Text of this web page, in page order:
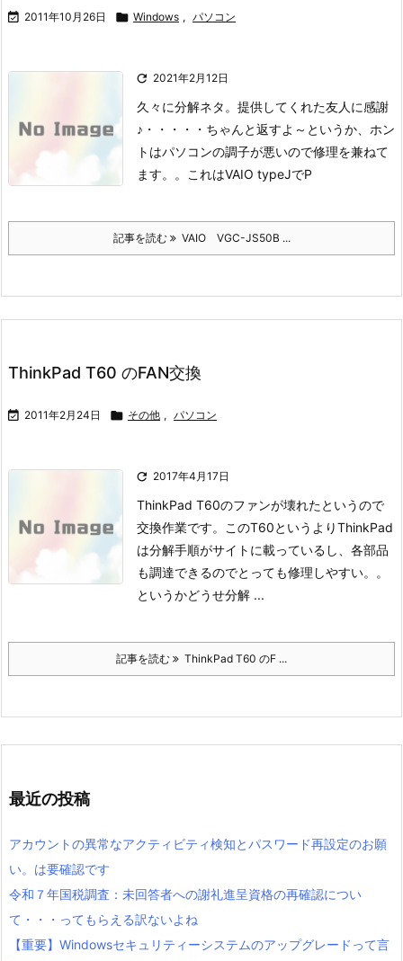
 2011年10月26日  Windows , パソコン
 2021年2月12日
久々に分解ネタ。 提供してくれた友人に感謝
♪ ・・・・・ちゃんと返すよ～ というか、ホン
トはパソコンの調子が悪いので修理を兼ねて
ます。。
これはVAIO typeJでP
記事を読む VAIO VGC-JS50B ...
ThinkPad T60 のFAN交換
 2011年2月24日  その他 , パソコン
 2017年4月17日
ThinkPad T60のファンが壊れたというので
交換作業です。
このT60というよりThinkPad
は分解手順がサイトに載っているし、各部品
も調達できるのでとっても修理しやすい。。
というかどうせ分解 ...
記事を読む ThinkPad T60 のF ...
最近の投稿
アカウントの異常なアクティビティ検知とパスワード再設定のお願
い。は要確認です
令和７年国税調査：未回答者への謝礼進呈資格の再確認につい
て・・・ってもらえる訳ないよね
【重要】Windowsセキュリティーシステムのアップグレードって言